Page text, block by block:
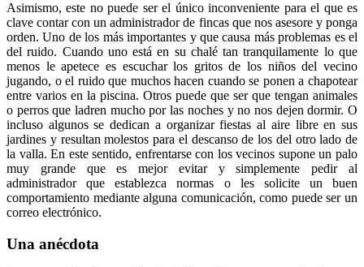
Asimismo, este no puede ser el único inconveniente para el que es
clave contar con un administrador de fincas que nos asesore y ponga
orden. Uno de los más importantes y que causa más problemas es el
del ruido. Cuando uno está en su chalé tan tranquilamente lo que
menos le apetece es escuchar los gritos de los niños del vecino
jugando, o el ruido que muchos hacen cuando se ponen a chapotear
entre varios en la piscina. Otros puede que ser que tengan animales
o perros que ladren mucho por las noches y no nos dejen dormir. O
incluso algunos se dedican a organizar fiestas al aire libre en sus
jardines y resultan molestos para el descanso de los del otro lado de
la valla. En este sentido, enfrentarse con los vecinos supone un palo
muy grande que es mejor evitar y simplemente pedir al
administrador que establezca normas o les solicite un buen
comportamiento mediante alguna comunicación, como puede ser un
correo electrónico.
Una anécdota